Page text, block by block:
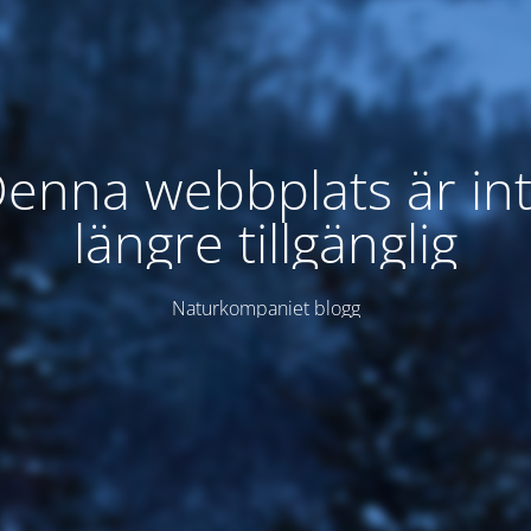
webbplats är
längre tillgänglig
Naturkompaniet blogg